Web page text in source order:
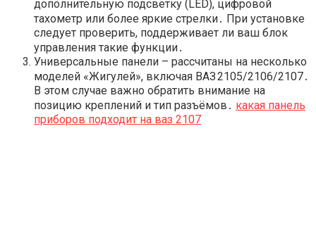
дополнительную подсветку (LED), цифровой
тахометр или более яркие стрелки․ При установке
следует проверить, поддерживает ли ваш блок
управления такие функции․
Универсальные панели – рассчитаны на несколько
моделей «Жигулей», включая ВАЗ 2105/2106/2107․
В этом случае важно обратить внимание на
позицию креплений и тип разъёмов․ какая панель
приборов подходит на ваз 2107